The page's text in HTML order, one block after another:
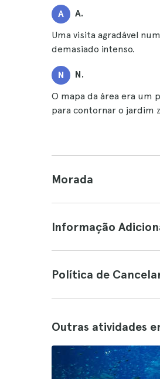
A A.
Uma visita agradável
demasiado intenso.
N N.
O mapa da área era um
para contornar o jardim
Morada
Informação
Política de
Outras atividades